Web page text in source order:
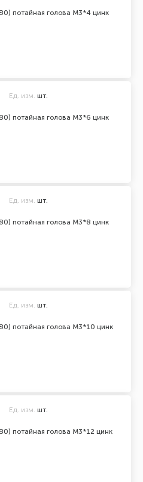
потайная голова М3*4 цинк
потайная голова М3*6 цинк
Ед. изм. шт.
потайная голова М3*8 цинк
Ед. изм. шт.
потайная голова М3*10 цинк
Ед. изм. шт.
потайная голова М3*12 цинк
Ед. изм. шт.